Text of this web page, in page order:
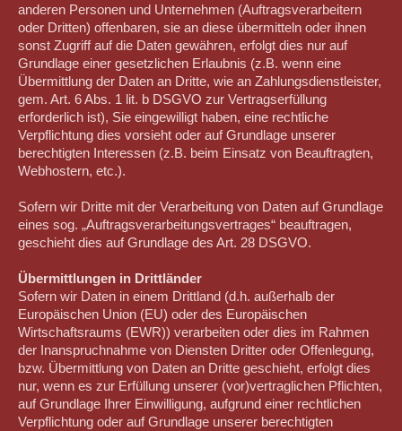
anderen Personen und Unternehmen (Auftragsverarbeitern
oder Dritten) offenbaren, sie an diese übermitteln oder ihnen
sonst Zugriff auf die Daten gewähren, erfolgt dies nur auf
Grundlage einer gesetzlichen Erlaubnis (z.B. wenn eine
Übermittlung der Daten an Dritte, wie an Zahlungsdienstleister,
gem. Art. 6 Abs. 1 lit. b DSGVO zur Vertragserfüllung
erforderlich ist), Sie eingewilligt haben, eine rechtliche
Verpflichtung dies vorsieht oder auf Grundlage unserer
berechtigten Interessen (z.B. beim Einsatz von Beauftragten,
Webhostern, etc.).
Sofern wir Dritte mit der Verarbeitung von Daten auf Grundlage
eines sog. „Auftragsverarbeitungsvertrages“ beauftragen,
geschieht dies auf Grundlage des Art. 28 DSGVO.
Übermittlungen in Drittländer
Sofern wir Daten in einem Drittland (d.h. außerhalb der
Europäischen Union (EU) oder des Europäischen
Wirtschaftsraums (EWR)) verarbeiten oder dies im Rahmen
der Inanspruchnahme von Diensten Dritter oder Offenlegung,
bzw. Übermittlung von Daten an Dritte geschieht, erfolgt dies
nur, wenn es zur Erfüllung unserer (vor)vertraglichen Pflichten,
auf Grundlage Ihrer Einwilligung, aufgrund einer rechtlichen
Verpflichtung oder auf Grundlage unserer berechtigten